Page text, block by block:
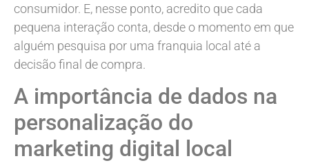
consumidor. E, nesse ponto, acredito que cada
pequena interação conta, desde o momento em que
alguém pesquisa por uma franquia local até a
decisão final de compra.
A importância de dados na
personalização do
marketing digital local